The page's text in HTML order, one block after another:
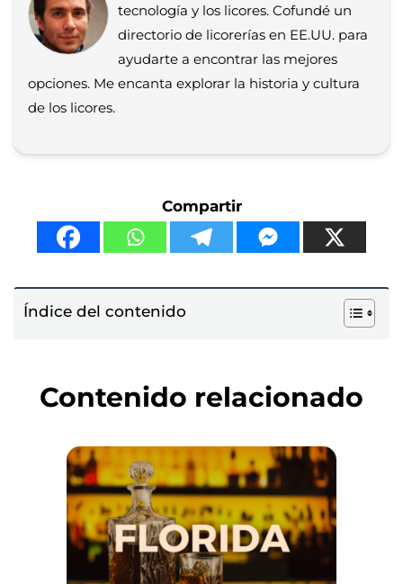
tecnología y los licores. Cofundé un
directorio de licorerías en EE.UU. para
ayudarte a encontrar las mejores
opciones. Me encanta explorar la historia y cultura
de los licores.
Compartir
Índice del contenido
Contenido relacionado